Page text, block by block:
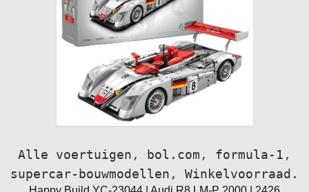
Alle voertuigen , bol.com , formula-1 ,
supercar-bouwmodellen , Winkelvoorraad.